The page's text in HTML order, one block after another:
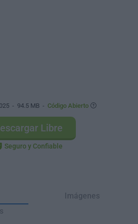
- 94.5 MB - Código Abierto
Libre
Seguro y Confiable
Imágenes